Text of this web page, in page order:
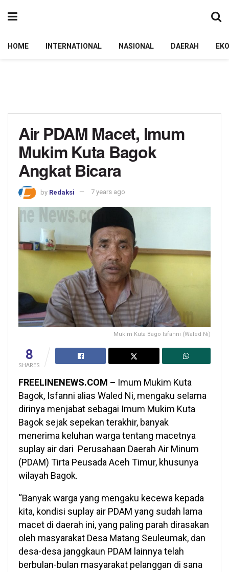
HOME INTERNATIONAL NASIONAL DAERAH
Air PDAM Macet, Imum
Mukim Kuta Bagok
Angkat Bicara
by Redaksi 7 years ago
Mukim Kuta Bago Isfanni (Waled Ni)
8
SHARES
FREELINENEWS.COM – Imum Mukim Kuta
Bagok, Isfanni alias Waled Ni, mengaku selama
dirinya menjabat sebagai Imum Mukim Kuta
Bagok sejak sepekan terakhir, banyak
menerima keluhan warga tentang macetnya
suplay air dari Perusahaan Daerah Air Minum
(PDAM) Tirta Peusada Aceh Timur, khusunya
wilayah Bagok.
“Banyak warga yang mengaku kecewa kepada
kita, kondisi suplay air PDAM yang sudah lama
macet di daerah ini, yang paling parah dirasakan
oleh masyarakat Desa Matang Seuleumak, dan
desa-desa janggkaun PDAM lainnya telah
berbulan-bulan masyarakat pelanggan di sana